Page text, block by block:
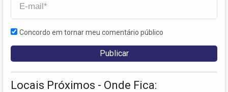
Concordo em tornar meu comentário público
Locais Próximos - Onde Fica: